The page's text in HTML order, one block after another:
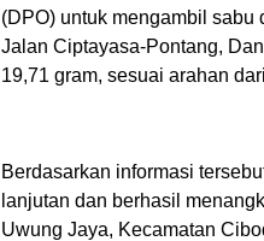
(DPO) untuk mengambil
Jalan Ciptayasa-Pontang,
19,71 gram, sesuai arahan
Berdasarkan informasi
lanjutan dan berhasil
Uwung Jaya, Kecamatan